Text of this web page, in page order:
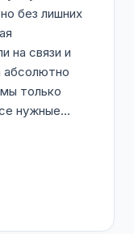
без лишних
на связи и
абсолютно
только
нужные...